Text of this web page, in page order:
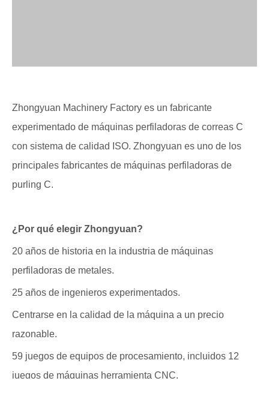
Zhongyuan Machinery Factory es un fabricante
experimentado de máquinas perfiladoras de correas C
con sistema de calidad ISO. Zhongyuan es uno de los
principales fabricantes de máquinas perfiladoras de
purling C.
¿Por qué elegir Zhongyuan?
20 años de historia en la industria de máquinas
perfiladoras de metales.
25 años de ingenieros experimentados.
Centrarse en la calidad de la máquina a un precio
razonable.
59 juegos de equipos de procesamiento, incluidos 12
juegos de máquinas herramienta CNC.